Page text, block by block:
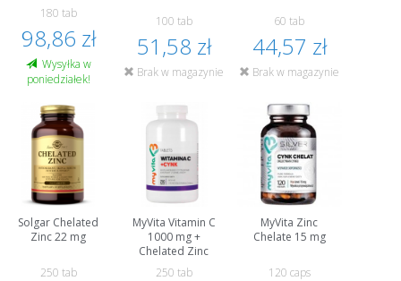
180 tab
98,86 zł
Wysyłka w
poniedziałek!
100 tab
51,58 zł
Brak w magazynie
60 tab
44,57 zł
Brak w magazynie
Solgar Chelated
Zinc 22 mg
250 tab
MyVita Vitamin C
1000 mg +
Chelated Zinc
250 tab
MyVita Zinc
Chelate 15 mg
120 caps